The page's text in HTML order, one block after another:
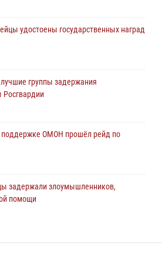
убийства
по горячим следам
грабеже
удостоены государственных наград
группы задержания
Росгвардии
поддержке ОМОН прошёл рейд по
задержали злоумышленников,
помощи